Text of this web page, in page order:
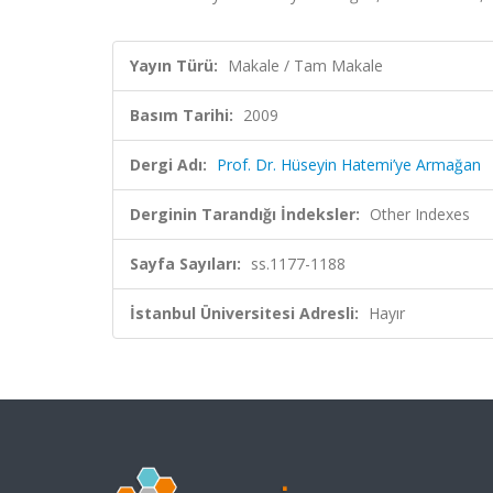
Yayın Türü: Makale / Tam Makale
Basım Tarihi: 2009
Dergi Adı: Prof. Dr. Hüseyin Hatemi’ye Armağan
Derginin Tarandığı İndeksler: Other Indexes
Sayfa Sayıları: ss.1177-1188
İstanbul Üniversitesi Adresli: Hayır